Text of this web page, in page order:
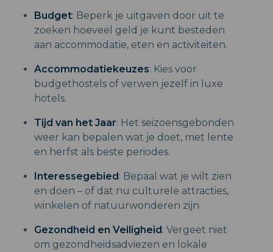
Budget: Beperk je uitgaven door uit te
zoeken hoeveel geld je kunt besteden
aan accommodatie, eten en activiteiten.
Accommodatiekeuzes: Kies voor
budgethostels of verwen jezelf in luxe
hotels.
Tijd van het Jaar: Het seizoensgebonden
weer kan bepalen wat je doet, met lente
en herfst als beste periodes.
Interessegebied: Bepaal wat je wilt zien
en doen – of dat nu culturele attracties,
winkelen of natuurwonderen zijn.
Gezondheid en Veiligheid: Vergeet niet
om gezondheidsadviezen en lokale